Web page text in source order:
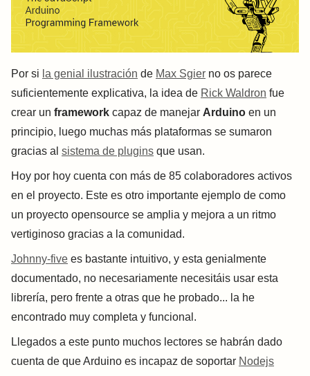
Por si la genial ilustración de Max Sgier no os parece
suficientemente explicativa, la idea de Rick Waldron fue
crear un framework capaz de manejar Arduino en un
principio, luego muchas más plataformas se sumaron
gracias al sistema de plugins que usan.
Hoy por hoy cuenta con más de 85 colaboradores activos
en el proyecto. Este es otro importante ejemplo de como
un proyecto opensource se amplia y mejora a un ritmo
vertiginoso gracias a la comunidad.
Johnny-five es bastante intuitivo, y esta genialmente
documentado, no necesariamente necesitáis usar esta
librería, pero frente a otras que he probado... la he
encontrado muy completa y funcional.
Llegados a este punto muchos lectores se habrán dado
cuenta de que Arduino es incapaz de soportar Nodejs